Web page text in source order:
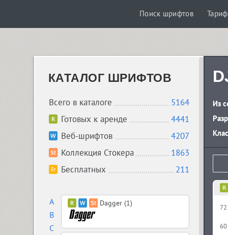
Поиск шрифтов
КАТАЛОГ ШРИФТОВ
Всего в каталоге
5164
Готовых к аренде
4441
Веб-шрифтов
4207
Коллекция Стокера
1863
Бесплатных
211
A
B
C
Dagger (1)
Из